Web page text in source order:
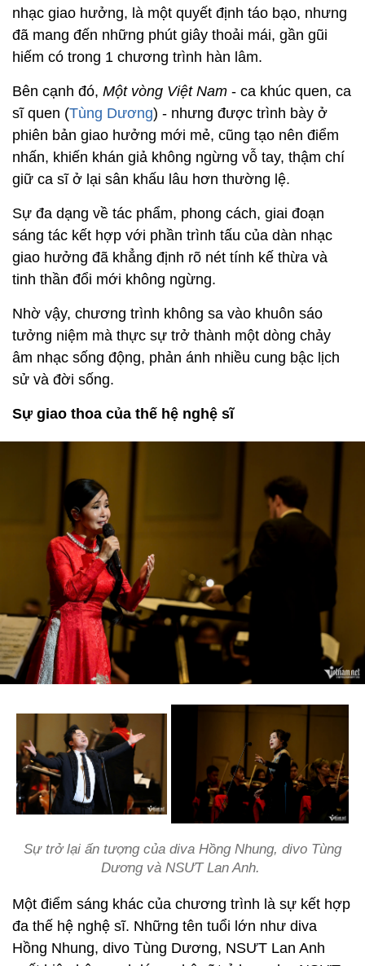
nhạc giao hưởng, là một quyết định táo bạo, nhưng
đã mang đến những phút giây thoải mái, gần gũi
hiếm có trong 1 chương trình hàn lâm.
Bên cạnh đó, Một vòng Việt Nam - ca khúc quen, ca
sĩ quen (Tùng Dương) - nhưng được trình bày ở
phiên bản giao hưởng mới mẻ, cũng tạo nên điểm
nhấn, khiến khán giả không ngừng vỗ tay, thậm chí
giữ ca sĩ ở lại sân khấu lâu hơn thường lệ.
Sự đa dạng về tác phẩm, phong cách, giai đoạn
sáng tác kết hợp với phần trình tấu của dàn nhạc
giao hưởng đã khẳng định rõ nét tính kế thừa và
tinh thần đổi mới không ngừng.
Nhờ vậy, chương trình không sa vào khuôn sáo
tưởng niệm mà thực sự trở thành một dòng chảy
âm nhạc sống động, phản ánh nhiều cung bậc lịch
sử và đời sống.
Sự giao thoa của thế hệ nghệ sĩ
Sự trở lại ấn tượng của diva Hồng Nhung, divo Tùng
Dương và NSƯT Lan Anh.
Một điểm sáng khác của chương trình là sự kết hợp
đa thế hệ nghệ sĩ. Những tên tuổi lớn như diva
Hồng Nhung, divo Tùng Dương, NSƯT Lan Anh